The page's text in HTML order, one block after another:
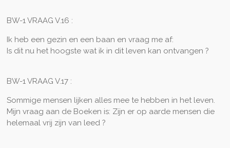
BW-1 VRAAG V.16 :
Ik heb een gezin en een baan en vraag me af:
Is dit nu het hoogste wat ik in dit leven kan ontvangen ?
BW-1 VRAAG V.17 :
Sommige mensen lijken alles mee te hebben in het leven.
Mijn vraag aan de Boeken is: Zijn er op aarde mensen die
helemaal vrij zijn van leed ?